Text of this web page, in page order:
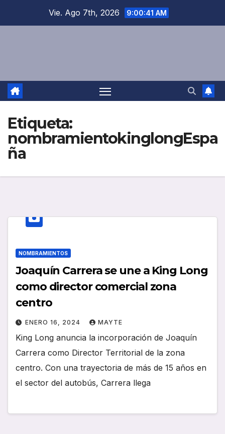
Vie. Ago 7th, 2026 9:00:41 AM
Etiqueta:
nombramientokinglongEspa
ña
NOMBRAMIENTOS
Joaquín Carrera se une a King Long
como director comercial zona
centro
ENERO 16, 2024 MAYTE
King Long anuncia la incorporación de Joaquín
Carrera como Director Territorial de la zona
centro. Con una trayectoria de más de 15 años en
el sector del autobús, Carrera llega